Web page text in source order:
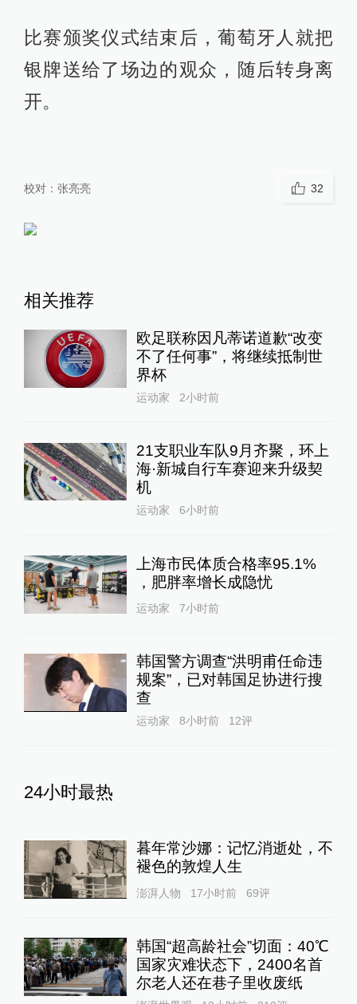
比赛颁奖仪式结束后，葡萄牙人就把
银牌送给了场边的观众，随后转身离
开。
校对： 张亮亮 32
相关推荐
欧足联称因凡蒂诺道歉“改变
不了任何事”，将继续抵制世
界杯
运动家 2小时前
21支职业车队9月齐聚，环上
海·新城自行车赛迎来升级契
机
运动家 6小时前
上海市民体质合格率95.1%
，肥胖率增长成隐忧
运动家 7小时前
韩国警方调查“洪明甫任命违
规案”，已对韩国足协进行搜
查
运动家 8小时前 12评
24小时最热
暮年常沙娜：记忆消逝处，不
褪色的敦煌人生
澎湃人物 17小时前 69评
韩国“超高龄社会”切面：40℃
国家灾难状态下，2400名首
尔老人还在巷子里收废纸